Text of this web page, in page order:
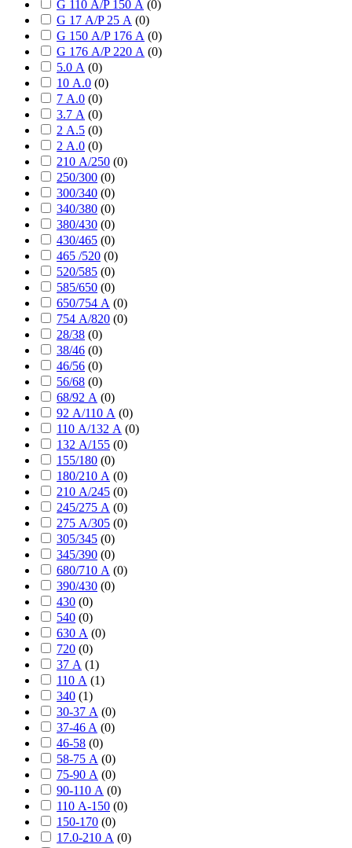
G 110 А/P 150 А (0)
G 17 А/P 25 А (0)
G 150 А/P 176 А (0)
G 176 А/P 220 А (0)
5.0 А (0)
10 А.0 (0)
7 А.0 (0)
3.7 А (0)
2 А.5 (0)
2 А.0 (0)
210 А/250 (0)
250/300 (0)
300/340 (0)
340/380 (0)
380/430 (0)
430/465 (0)
465 /520 (0)
520/585 (0)
585/650 (0)
650/754 А (0)
754 А/820 (0)
28/38 (0)
38/46 (0)
46/56 (0)
56/68 (0)
68/92 А (0)
92 А/110 А (0)
110 А/132 А (0)
132 А/155 (0)
155/180 (0)
180/210 А (0)
210 А/245 (0)
245/275 А (0)
275 А/305 (0)
305/345 (0)
345/390 (0)
680/710 А (0)
390/430 (0)
430 (0)
540 (0)
630 А (0)
720 (0)
37 А (1)
110 А (1)
340 (1)
30-37 А (0)
37-46 A (0)
46-58 (0)
58-75 А (0)
75-90 А (0)
90-110 А (0)
110 А-150 (0)
150-170 (0)
17.0-210 А (0)